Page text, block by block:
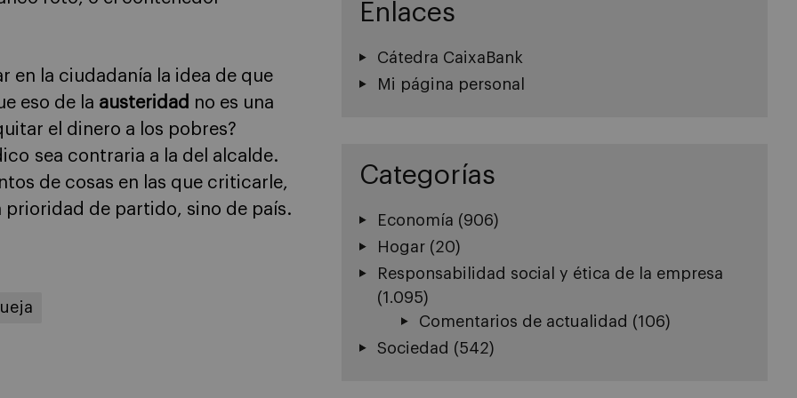
en la ciudadanía la idea de que
eso de la austeridad no es una
el dinero a los pobres?
sea contraria a la del alcalde.
de cosas en las que criticarle,
prioridad de partido, sino de país.
Enlaces
Cátedra CaixaBank
Mi página personal
Categorías
Economía (906)
Hogar(20)
Responsabilidad social y ética de la empresa
(1.095)
Comentarios de actualidad (106)
Sociedad (542)